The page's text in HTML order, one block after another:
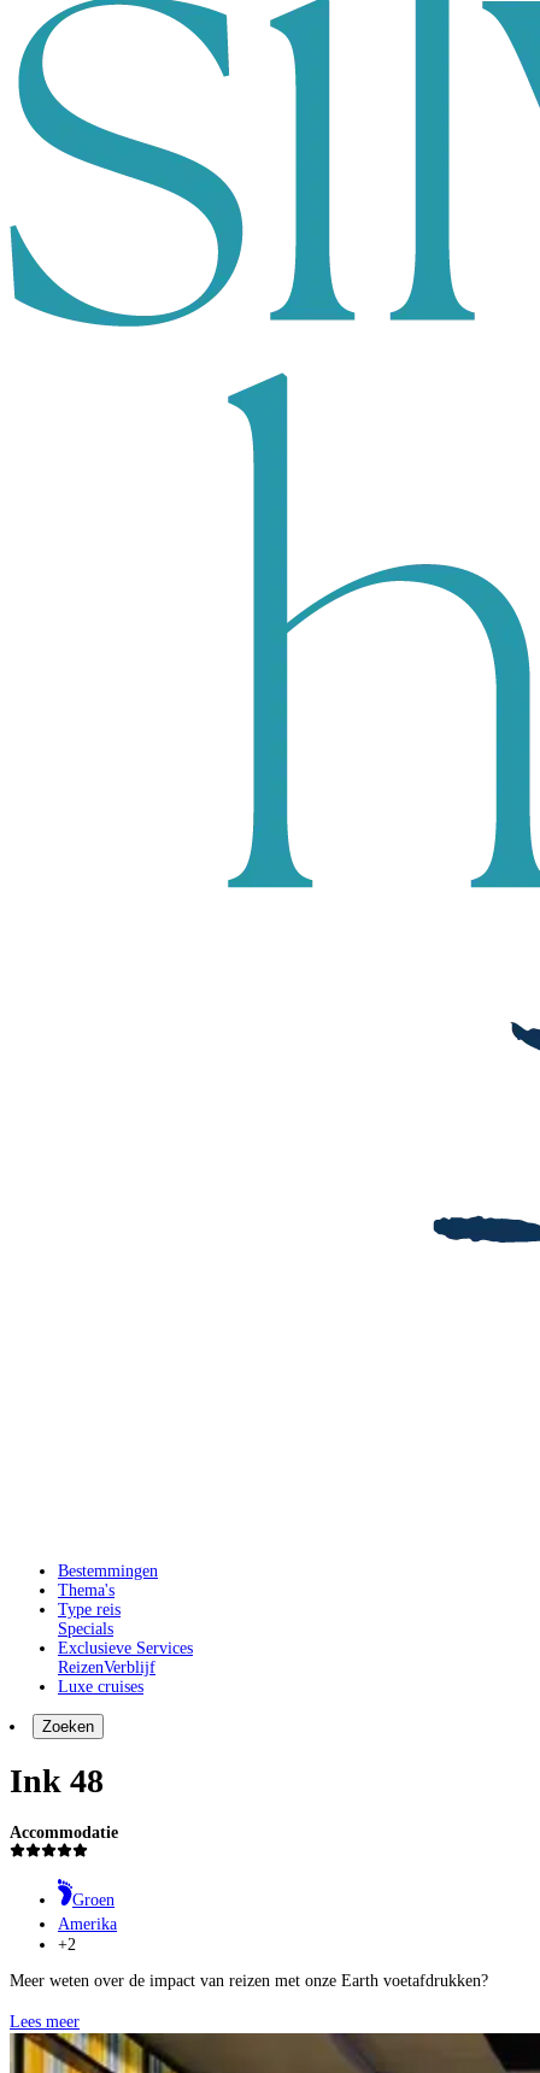
Bestemmingen
Thema's
Type reis
Specials
Exclusieve Services
ReizenVerblijf
Luxe cruises
Zoeken
Ink 48
Accommodatie
Groen
Amerika
+2
Meer weten over de impact van reizen met onze Earth voetafdrukken?
Lees meer